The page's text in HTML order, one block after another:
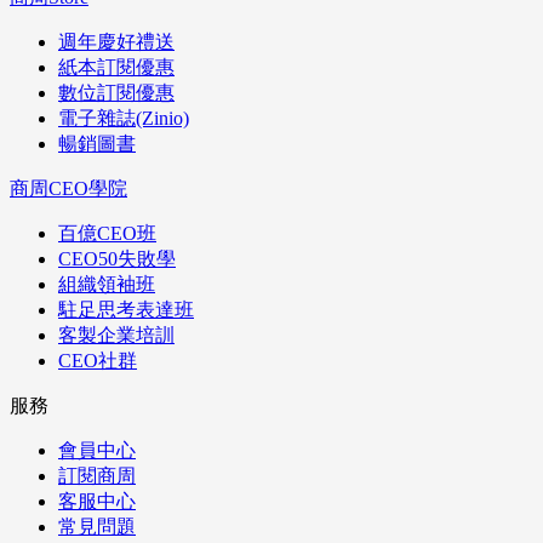
週年慶好禮送
紙本訂閱優惠
數位訂閱優惠
電子雜誌(Zinio)
暢銷圖書
商周CEO學院
百億CEO班
CEO50失敗學
組織領袖班
駐足思考表達班
客製企業培訓
CEO社群
服務
會員中心
訂閱商周
客服中心
常見問題